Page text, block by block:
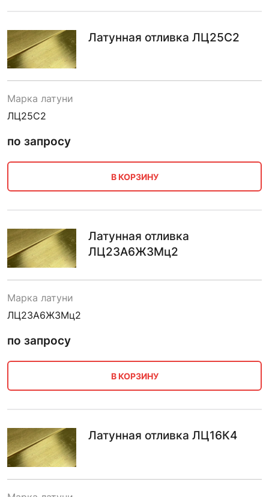
Латунная отливка ЛЦ25С2
Марка латуни
ЛЦ25С2
по запросу
В КОРЗИНУ
Латунная отливка
ЛЦ23А6Ж3Мц2
Марка латуни
ЛЦ23А6Ж3Мц2
по запросу
В КОРЗИНУ
Латунная отливка ЛЦ16К4